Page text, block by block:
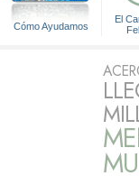
Cómo Ayudamos
El